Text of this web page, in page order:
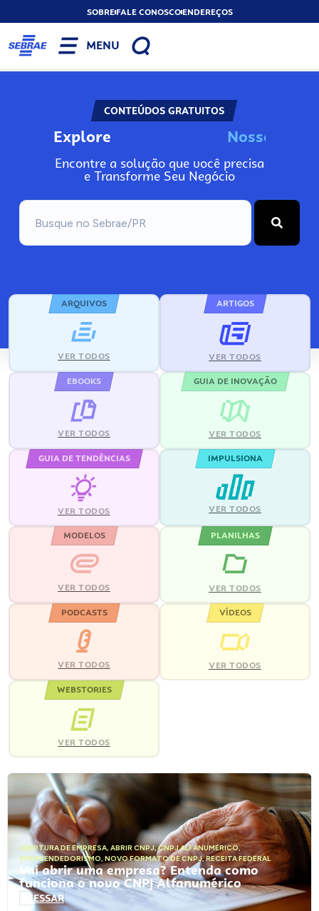
SOBREFALE CONOSCOENDEREÇOS
MENU
CONTEÚDOS GRATUITOS
Explore No
Encontre a solução que você precisa
e Transforme Seu Negócio
ARQUIVOS
VER TODOS
ARTIGOS
VER TODOS
EBOOKS
VER TODOS
GUIA DE INOVAÇÃO
VER TODOS
GUIA DE TENDÊNCIAS
VER TODOS
IMPULSIONA
VER TODOS
MODELOS
VER TODOS
PLANILHAS
VER TODOS
PODCASTS
VER TODOS
VÍDEOS
VER TODOS
WEBSTORIES
VER TODOS
ABERTURA DE EMPRESA, ABRIR CNPJ,CNPJ ALFANUMÉRICO,
EMPREENDEDORISMO, NOVO FORMATO DE CNPJ,RECEITA FEDERAL
Vai abrir uma empresa? Entenda como
funciona o novo CNPJ Alfanumérico
ACESSAR